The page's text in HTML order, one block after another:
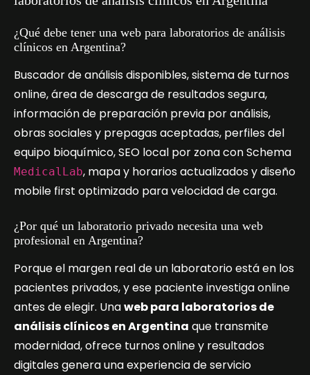
¿Qué debe tener una web para laboratorios de análisis
clínicos en Argentina?
Buscador de análisis disponibles, sistema de turnos
online, área de descarga de resultados segura,
información de preparación previa por análisis,
obras sociales y prepagas aceptadas, perfiles del
equipo bioquímico, SEO local por zona con Schema
MedicalLab, mapa y horarios actualizados y diseño
mobile first optimizado para velocidad de carga.
¿Por qué un laboratorio privado necesita una web
profesional en Argentina?
Porque el margen real de un laboratorio está en los
pacientes privados, y ese paciente investiga online
antes de elegir. Unaweb para laboratorios de
análisis clínicos en Argentina que transmite
modernidad, ofrece turnos online y resultados
digitales genera una experiencia de servicio